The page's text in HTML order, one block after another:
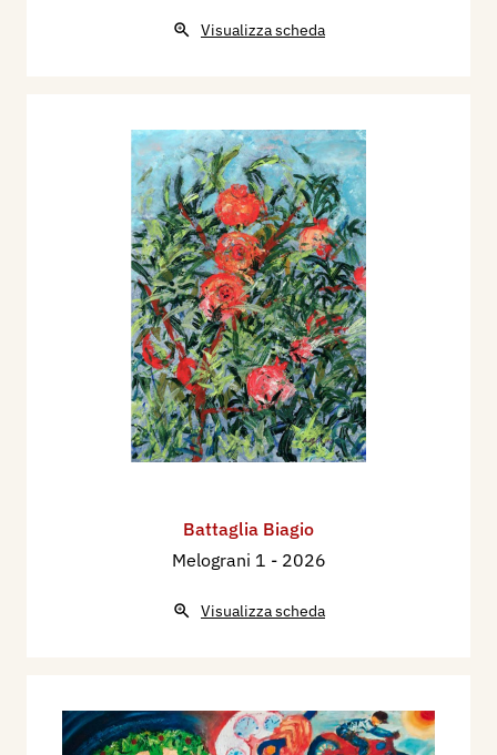
Visualizza scheda
Battaglia Biagio
Melograni 1 - 2026
Visualizza scheda